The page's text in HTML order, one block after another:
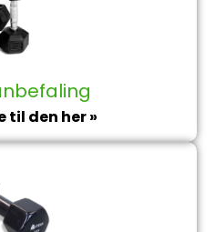
til den her »